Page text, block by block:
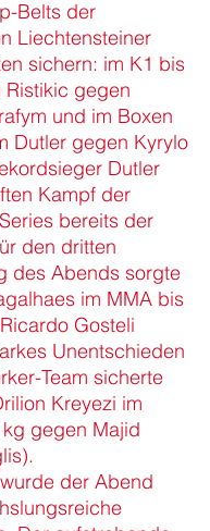
Belts der
Liechtensteiner
sichern: im K1 bis
Ristikic gegen
und im Boxen
Dutler gegen Kyrylo
Dutler
Kampf der
bereits der
den dritten
des Abends sorgte
im MMA bis
Gosteli
Unentschieden
Team sicherte
Kreyezi im
gegen Majid
der Abend